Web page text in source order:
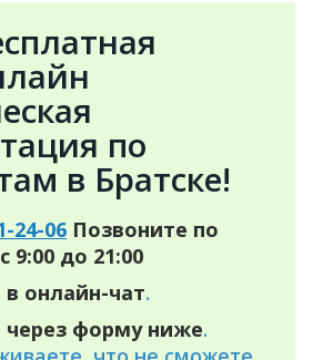
по
в Братске!
24-06 Позвоните по
9:00 до 21:00
онлайн-чат.
форму ниже.